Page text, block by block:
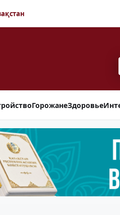
ГорожанеЗдоровье